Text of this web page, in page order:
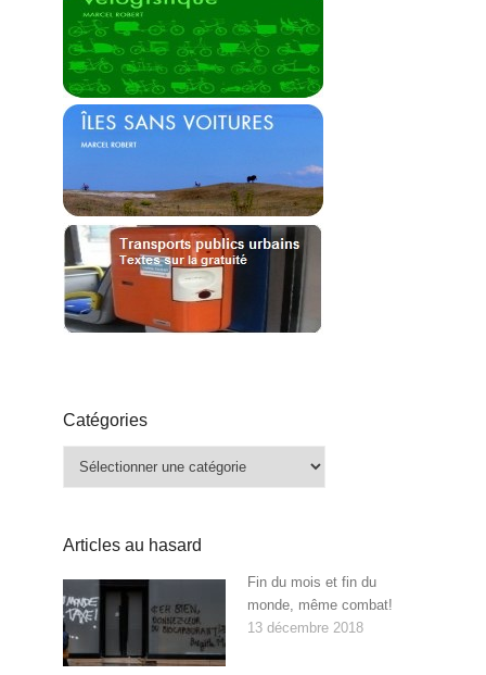
Catégories
Articles au hasard
Fin du mois et fin du
monde, même combat!
13 décembre 2018